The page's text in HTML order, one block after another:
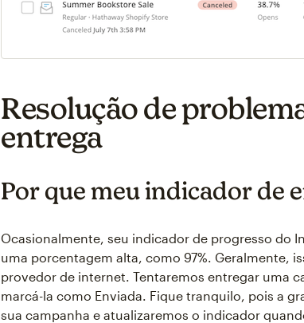
Resolução de
entrega
Por que meu indicador de
Ocasionalmente, seu indicador de progresso do
uma porcentagem alta, como 97%. Geralmente,
provedor de internet. Tentaremos entregar uma
marcá-la como Enviada. Fique tranquilo, pois a
sua campanha e atualizaremos o indicador